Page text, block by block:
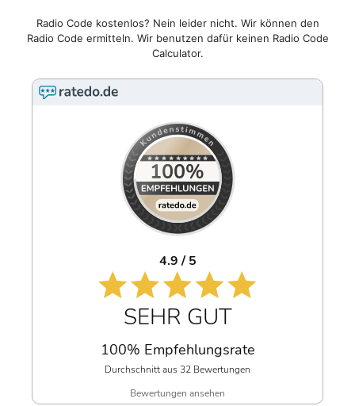
Radio Code kostenlos? Nein leider nicht. Wir können den
Radio Code ermitteln. Wir benutzen dafür keinen Radio Code
Calculator.
4.9 / 5
SEHR GUT
100% Empfehlungsrate
Durchschnitt aus 32 Bewertungen
Bewertungen ansehen